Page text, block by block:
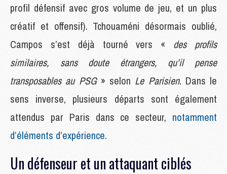
profil défensif avec gros volume de jeu, et un plus
créatif et offensif). Tchouaméni désormais oublié,
Campos s’est déjà tourné vers « des profils
similaires, sans doute étrangers, qu’il pense
transposables au PSG» selon Le Parisien. Dans le
sens inverse, plusieurs départs sont également
attendus par Paris dans ce secteur, notamment
d’éléments d’expérience.
Un défenseur et un attaquant ciblés